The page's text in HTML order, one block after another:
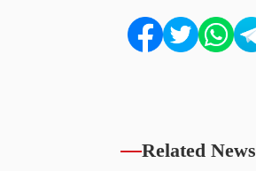
Related News